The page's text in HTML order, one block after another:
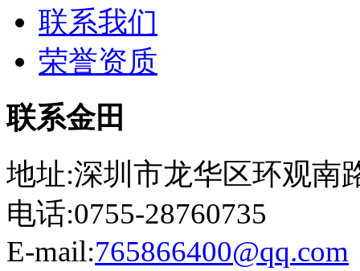
联系我们
荣誉资质
联系金田
地址:深圳市龙华区环观南
电话:0755-28760735
E-mail:765866400@qq.com